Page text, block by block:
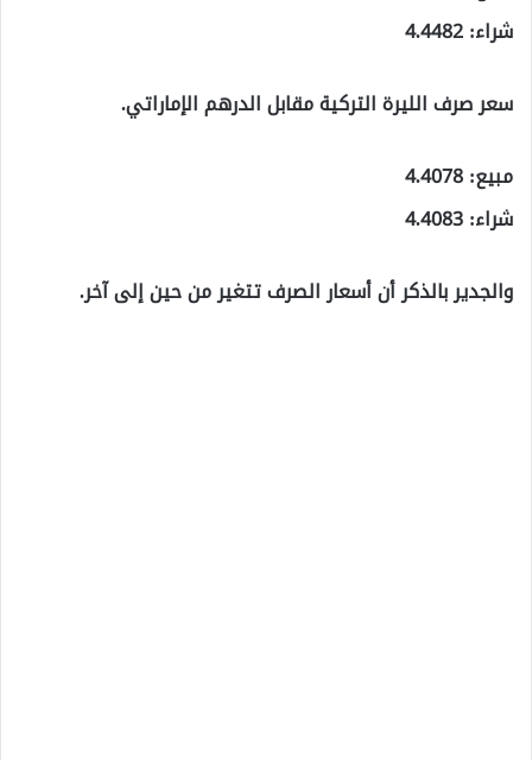
شراء: 4.4482
سعر صرف الليرة التركية مقابل الدرهم الإماراتي.
مبيع: 4.4078
شراء: 4.4083
والجدير بالذكر أن أسعار الصرف تتغير من حين إلى آخر.